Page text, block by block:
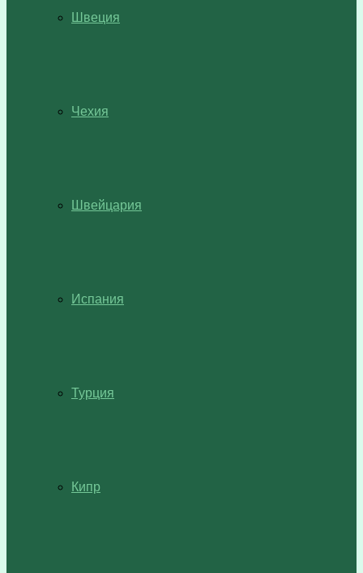
Швеция
Чехия
Швейцария
Испания
Турция
Кипр